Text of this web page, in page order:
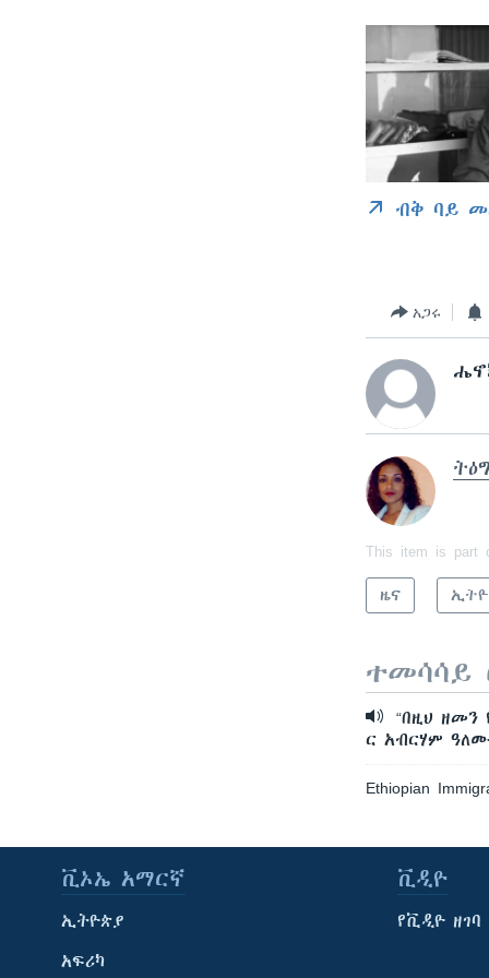
ብቅ ባይ
አጋሩ
This item is part
ዜና
ተመሳሳይ
“በዚህ
ር አብርሃም
Ethiopian
ቪኦኤ አማርኛ
ኢትዮጵያ
አፍሪካ
ቪዲዮ
የቪዲዮ ዘገባ